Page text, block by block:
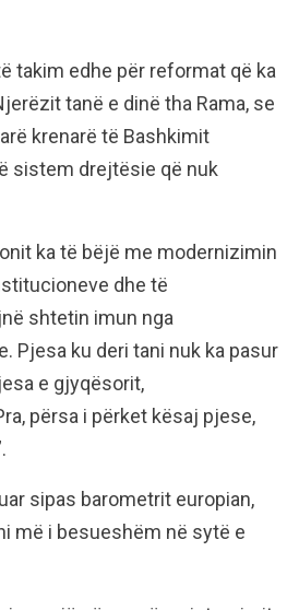
takim edhe për reformat që ka
tanë e dinë tha Rama, se
krenarë të Bashkimit
sistem drejtësie që nuk
ka të bëjë me modernizimin
dhe të
shtetin imun nga
Pjesa ku deri tani nuk ka pasur
e gjyqësorit,
përsa i përket kësaj pjese,
sipas barometrit europian,
më i besueshëm në sytë e